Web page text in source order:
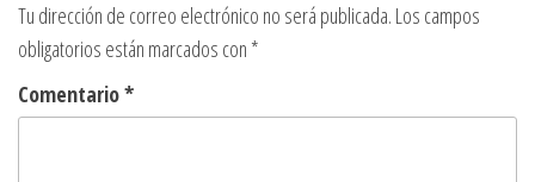
Tu dirección de correo electrónico no será publicada. Los campos
obligatorios están marcados con *
Comentario*